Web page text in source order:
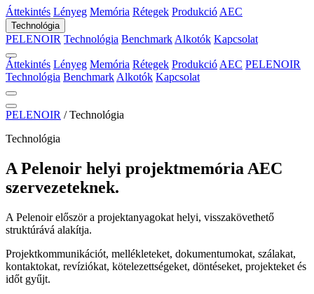
Áttekintés Lényeg Memória Rétegek Produkció AEC
Technológia
PELENOIR Technológia Benchmark Alkotók Kapcsolat
Áttekintés Lényeg Memória Rétegek Produkció AEC PELENOIR
Technológia Benchmark Alkotók Kapcsolat
PELENOIR / Technológia
Technológia
A Pelenoir helyi projektmemória AEC
szervezeteknek.
A Pelenoir először a projektanyagokat helyi, visszakövethető
struktúrává alakítja.
Projektkommunikációt, mellékleteket, dokumentumokat, szálakat,
kontaktokat, revíziókat, kötelezettségeket, döntéseket, projekteket és
időt gyűjt.